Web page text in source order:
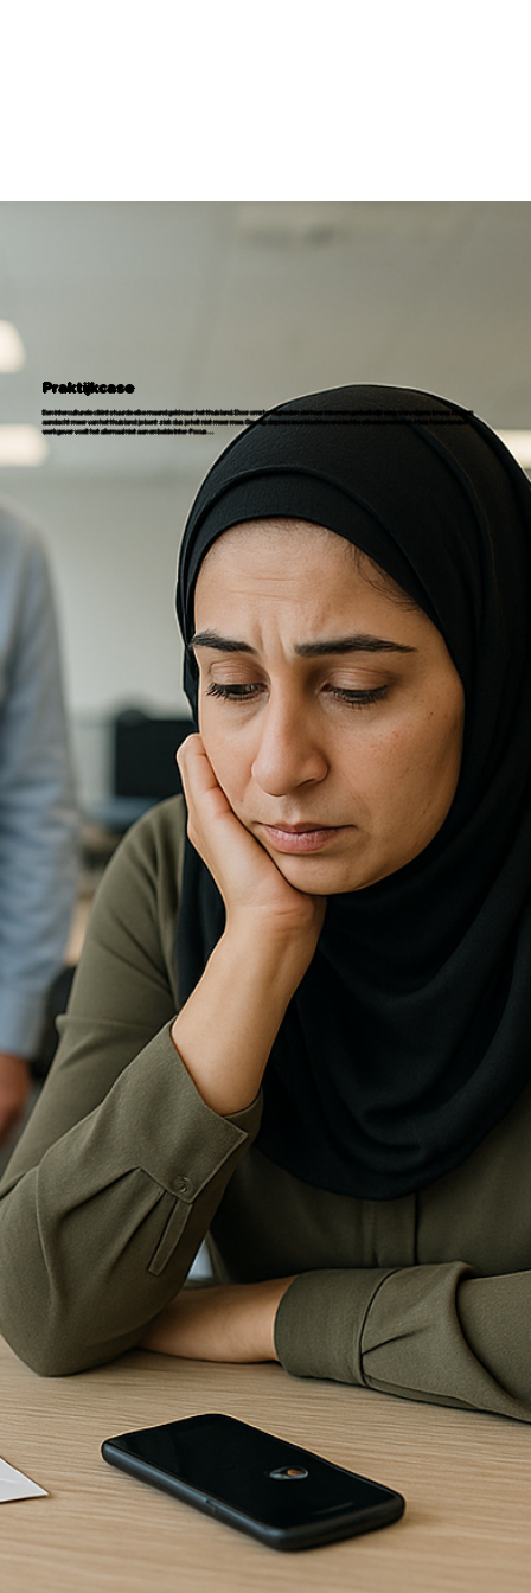
Praktijkcase
Een interculturele cliënt stuurde elke maand geld naar het thuisland. Door omstandigheden viel haar inkomen gedeeltelijk weg. Vervolgens kreeg zij geen
aandacht meer van het thuisland: je bent ziek dus je telt niet meer mee. Gevolg: depressieve klachten en slechte arbeidsprestaties. Haar Nederlandse
werkgever voelt het allemaal niet aan en belde Inter-Focus…